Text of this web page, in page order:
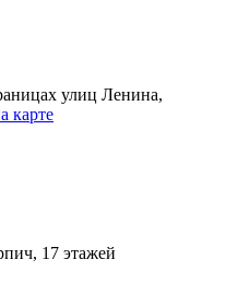
улиц Ленина,
карте
17 этажей